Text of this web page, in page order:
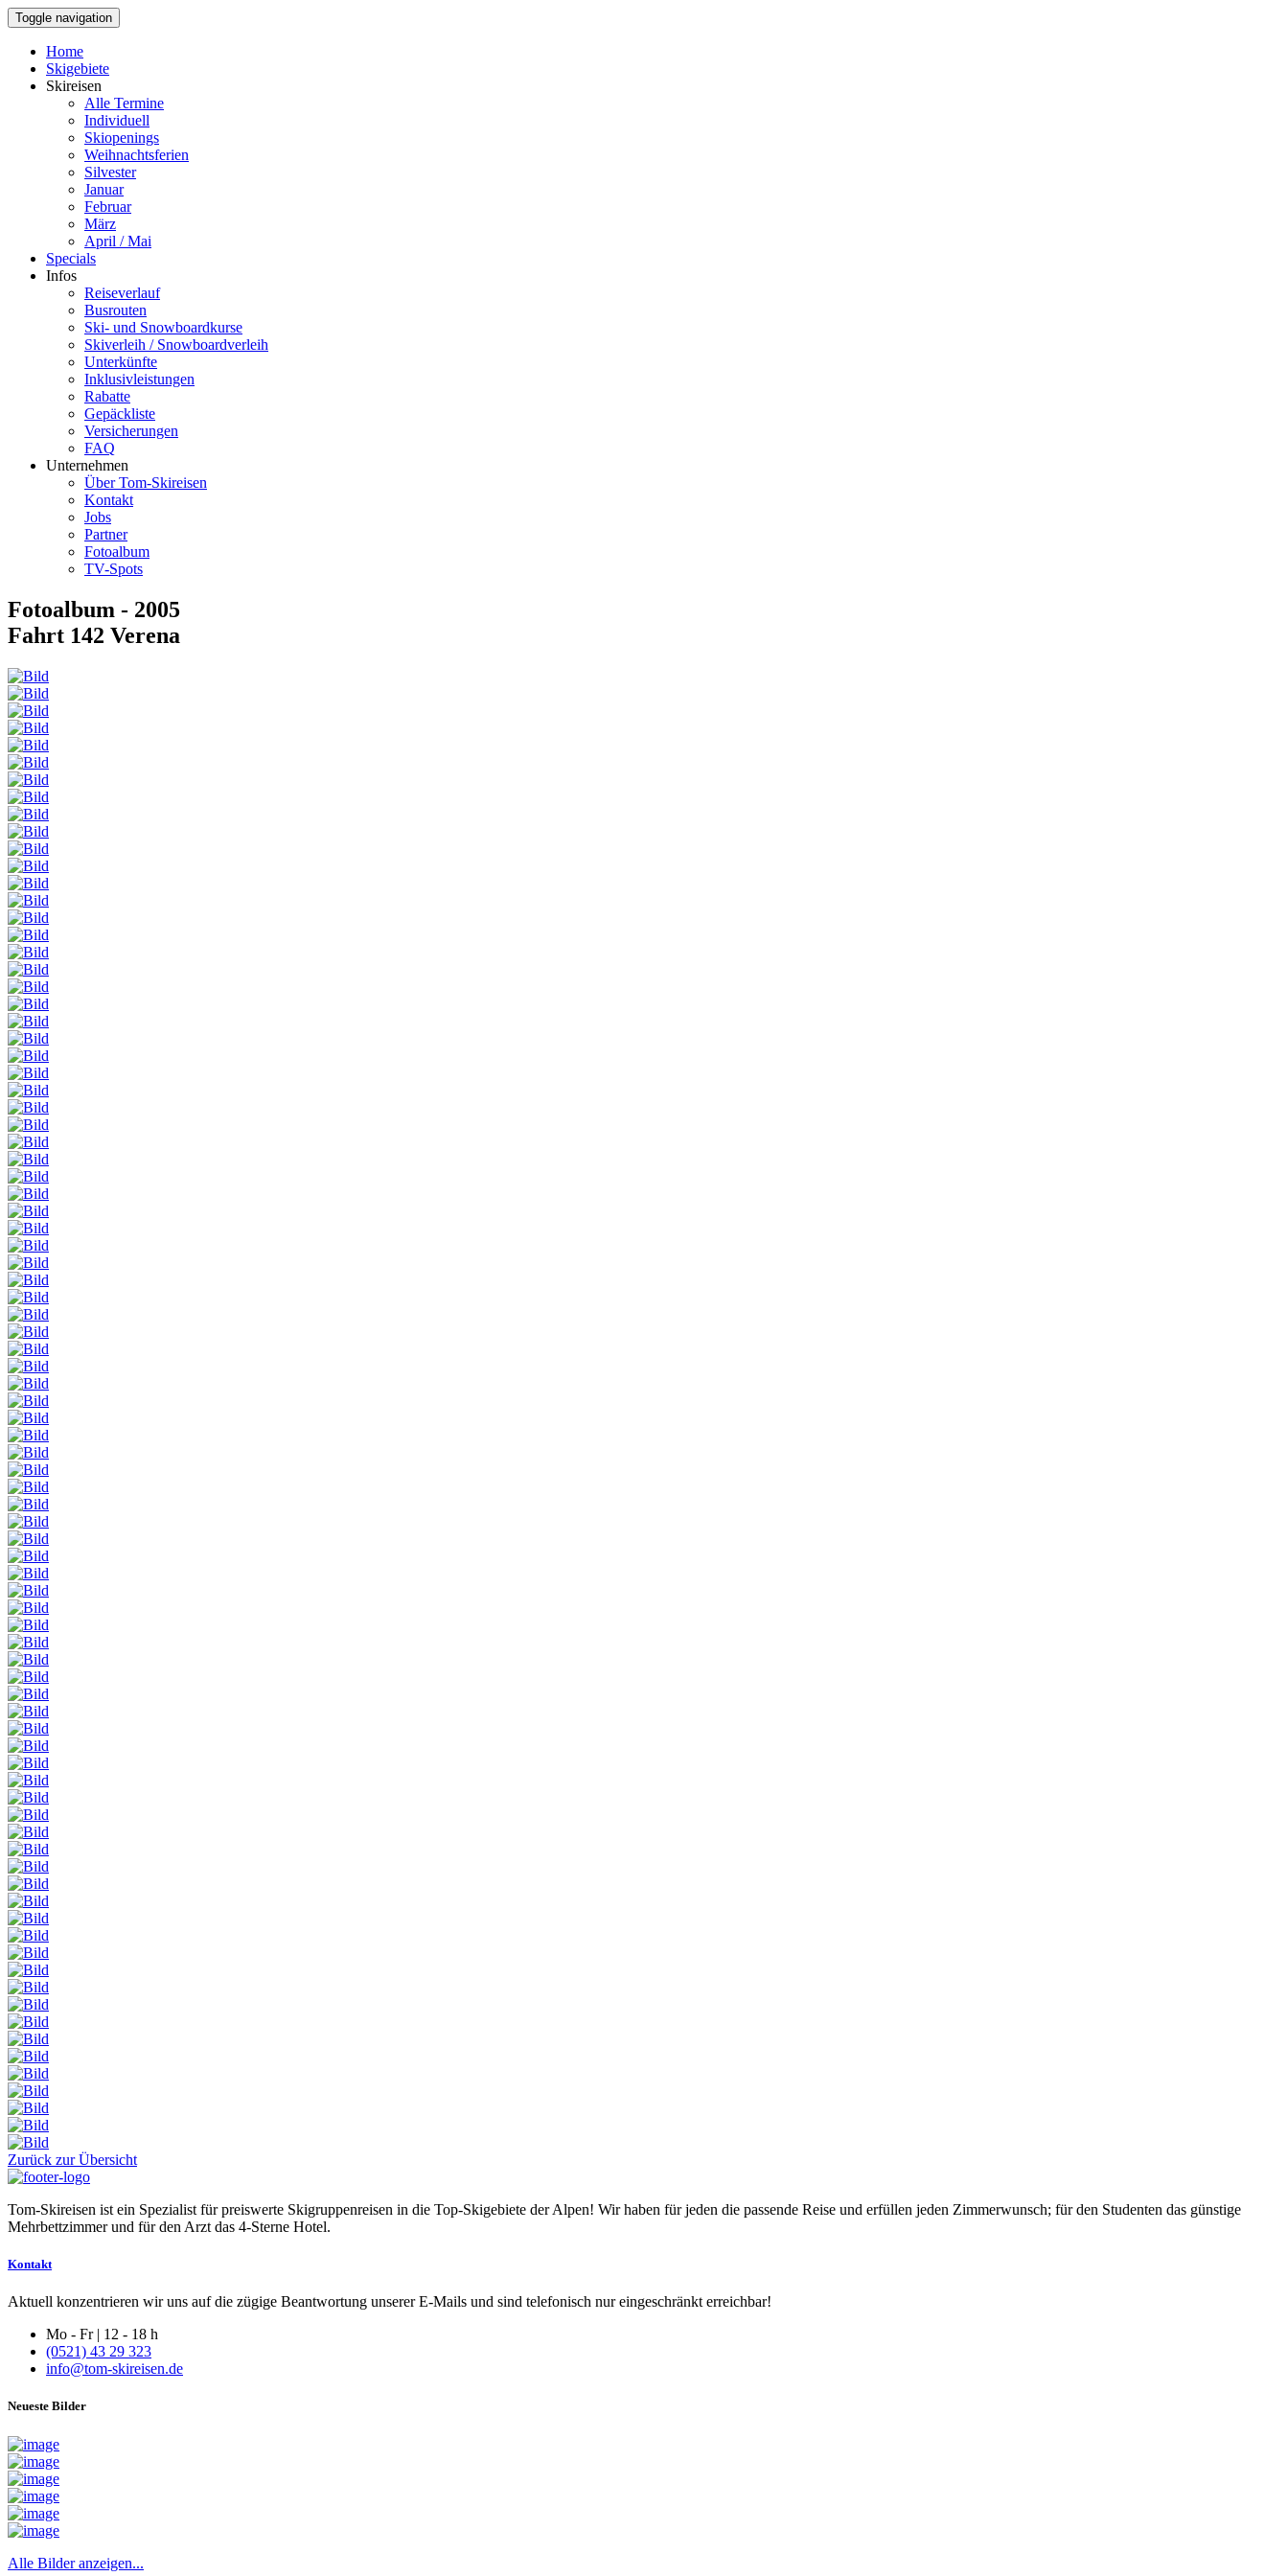
Toggle navigation
Home
Skigebiete
Skireisen
Alle Termine
Individuell
Skiopenings
Weihnachtsferien
Silvester
Januar
Februar
März
April / Mai
Specials
Infos
Reiseverlauf
Busrouten
Ski- und Snowboardkurse
Skiverleih / Snowboardverleih
Unterkünfte
Inklusivleistungen
Rabatte
Gepäckliste
Versicherungen
FAQ
Unternehmen
Über Tom-Skireisen
Kontakt
Jobs
Partner
Fotoalbum
TV-Spots
Fotoalbum - 2005
Fahrt 142 Verena
Zurück zur Übersicht
Tom-Skireisen ist ein Spezialist für preiswerte Skigruppenreisen in die Top-Skigebiete der Alpen! Wir haben für jeden die passende Reise und erfüllen jeden Zimmerwunsch; für den Studenten das günstige
Mehrbettzimmer und für den Arzt das 4-Sterne Hotel.
Kontakt
Aktuell konzentrieren wir uns auf die zügige Beantwortung unserer E-Mails und sind telefonisch nur eingeschränkt erreichbar!
Mo - Fr | 12 - 18 h
(0521) 43 29 323
info@tom-skireisen.de
Neueste Bilder
Alle Bilder anzeigen...